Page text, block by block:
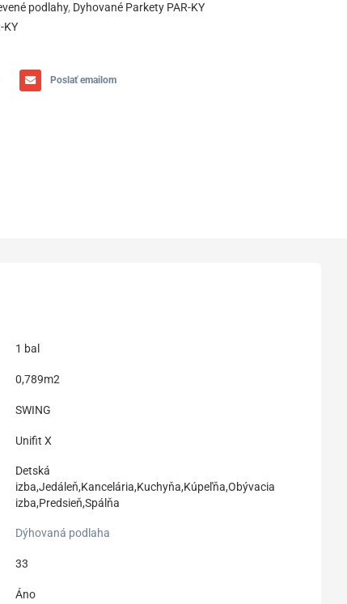
podlahy, Dyhované Parkety PAR-KY
KY
Poslať emailom
1 bal
0,789m2
SWING
Unifit X
Detská
izba,Jedáleň,Kancelária,Kuchyňa,Kúpeľňa,Obývacia
izba,Predsieň,Spálňa
Dýhovaná podlaha
33
Áno